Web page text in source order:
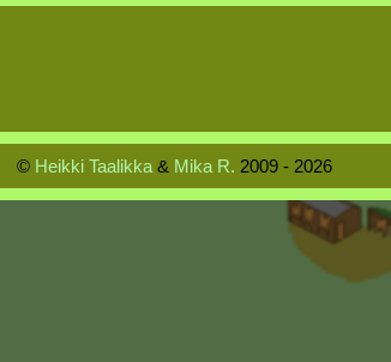
© Heikki Taalikka& Mika R. 2009 - 2026